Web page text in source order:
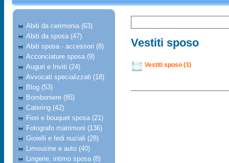
Abiti da cerimonia (63)
Abiti da sposa (47)
Abiti sposa - accessori (8)
Acconciature sposa (9)
Auguri e Inviti (24)
Avvocati specializzati (18)
Blog (53)
Bomboniere (85)
Catering (42)
Fiori e bouquet sposa (21)
Fotografo matrimoni (136)
Gioielli e fedi nuziali (28)
Limousine e auto (40)
Lingerie, intimo sposa (8)
Vestiti sposo
Vestiti sposo (3)